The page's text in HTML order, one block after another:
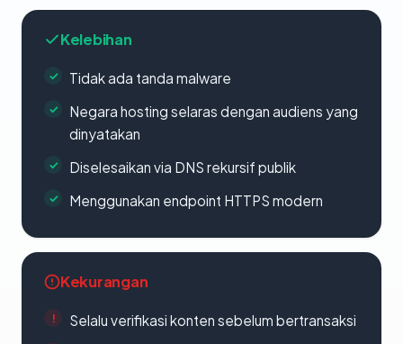
Kelebihan
Tidak ada tanda malware
Negara hosting selaras dengan audiens yang
dinyatakan
Diselesaikan via DNS rekursif publik
Menggunakan endpoint HTTPS modern
Kekurangan
Selalu verifikasi konten sebelum bertransaksi